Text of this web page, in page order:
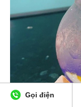
Gọi điện